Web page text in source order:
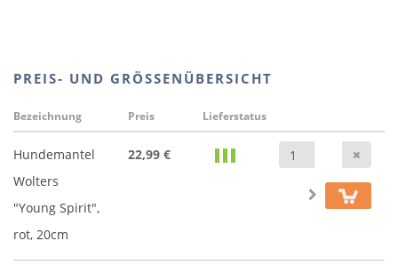
PREIS- UND GRÖSSENÜBERSICHT
Bezeichnung Preis Lieferstatus
Hundemantel
Wolters
"Young Spirit",
rot, 20cm
22,99 €